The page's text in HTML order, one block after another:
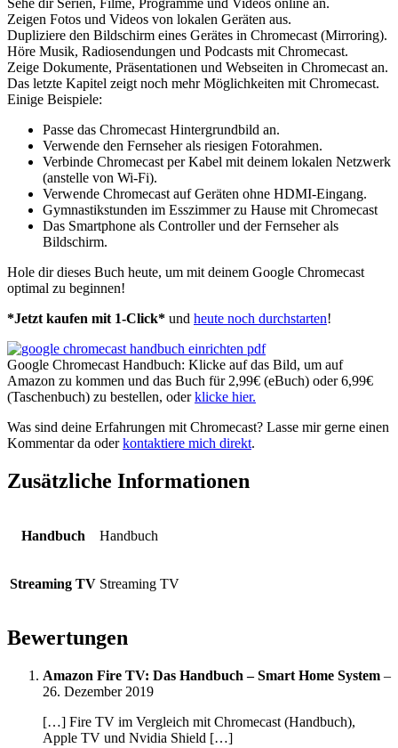
Zeigen Fotos und Videos von lokalen Geräten aus.
Dupliziere den Bildschirm eines Gerätes in Chromecast (Mirroring).
Höre Musik, Radiosendungen und Podcasts mit Chromecast.
Zeige Dokumente, Präsentationen und Webseiten in Chromecast an.
Das letzte Kapitel zeigt noch mehr Möglichkeiten mit Chromecast.
Einige Beispiele:
Passe das Chromecast Hintergrundbild an.
Verwende den Fernseher als riesigen Fotorahmen.
Verbinde Chromecast per Kabel mit deinem lokalen Netzwerk
(anstelle von Wi-Fi).
Verwende Chromecast auf Geräten ohne HDMI-Eingang.
Gymnastikstunden im Esszimmer zu Hause mit Chromecast
Das Smartphone als Controller und der Fernseher als
Bildschirm.
Hole dir dieses Buch heute, um mit deinem Google Chromecast
optimal zu beginnen!
*Jetzt kaufen mit 1-Click* und heute noch durchstarten!
Google Chromecast Handbuch: Klicke auf das Bild, um auf
Amazon zu kommen und das Buch für 2,99€ (eBuch) oder 6,99€
(Taschenbuch) zu bestellen, oderklicke hier.
Was sind deine Erfahrungen mit Chromecast? Lasse mir gerne einen
Kommentar da oderkontaktiere mich direkt.
Zusätzliche Informationen
Handbuch Handbuch
Streaming TV Streaming TV
Bewertungen
Amazon Fire TV: Das Handbuch – Smart Home System –
26. Dezember 2019
[…] Fire TV im Vergleich mit Chromecast (Handbuch),
Apple TV und Nvidia Shield […]